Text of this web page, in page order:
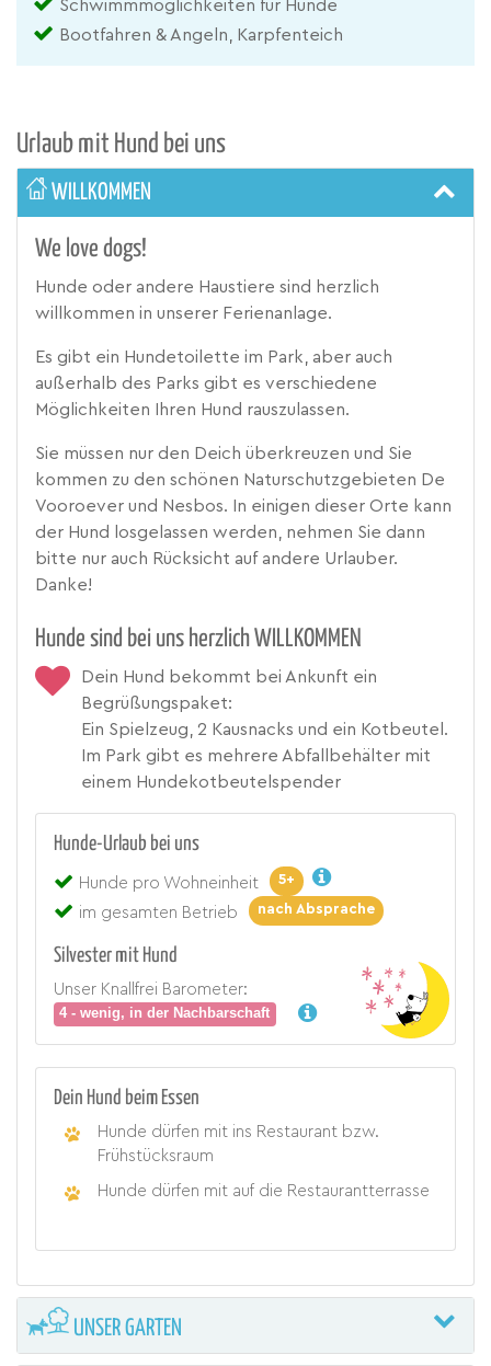
Schwimmmöglichkeiten für Hunde
Bootfahren & Angeln, Karpfenteich
Urlaub mit Hund bei uns
WILLKOMMEN
We love dogs!
Hunde oder andere Haustiere sind herzlich
willkommen in unserer Ferienanlage.
Es gibt ein Hundetoilette im Park, aber auch
außerhalb des Parks gibt es verschiedene
Möglichkeiten Ihren Hund rauszulassen.
Sie müssen nur den Deich überkreuzen und Sie
kommen zu den schönen Naturschutzgebieten De
Vooroever und Nesbos. In einigen dieser Orte kann
der Hund losgelassen werden, nehmen Sie dann
bitte nur auch Rücksicht auf andere Urlauber.
Danke!
Hunde sind bei uns herzlich WILLKOMMEN
Dein Hund bekommt bei Ankunft ein
Begrüßungspaket:
Ein Spielzeug, 2 Kausnacks und ein Kotbeutel.
Im Park gibt es mehrere Abfallbehälter mit
einem Hundekotbeutelspender
Hunde-Urlaub bei uns
Hunde pro Wohneinheit 5+
im gesamten Betrieb nach Absprache
Silvester mit Hund
Unser Knallfrei Barometer:
4 - wenig, in der Nachbarschaft
Dein Hund beim Essen
Hunde dürfen mit ins Restaurant bzw.
Frühstücksraum
Hunde dürfen mit auf die Restaurantterrasse
UNSER GARTEN